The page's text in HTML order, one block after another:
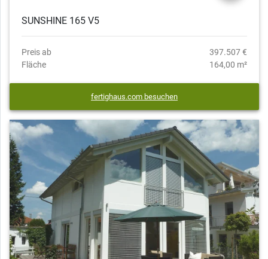
SUNSHINE 165 V5
Preis ab
397.507 €
Fläche
164,00 m²
fertighaus.com besuchen